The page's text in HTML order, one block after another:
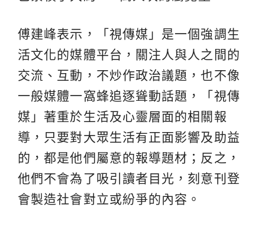
傅建峰表示，「視傳媒」是一個強調生
活文化的媒體平台，關注人與人之間的
交流、互動，不炒作政治議題，也不像
一般媒體一窩蜂追逐聳動話題，「視傳
媒」著重於生活及心靈層面的相關報
導，只要對大眾生活有正面影響及助益
的，都是他們屬意的報導題材；反之，
他們不會為了吸引讀者目光，刻意刊登
會製造社會對立或紛爭的內容。